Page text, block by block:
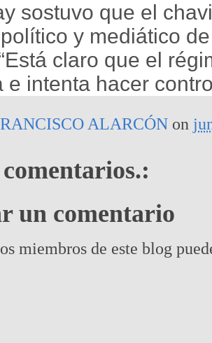
sostuvo que el
y mediático
claro que el
e intenta hacer
ALARCÓN on
un comentario
miembros de este blog